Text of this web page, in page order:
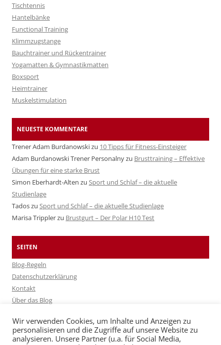
Tischtennis
Hantelbänke
Functional Training
Klimmzugstange
Bauchtrainer und Rückentrainer
Yogamatten & Gymnastikmatten
Boxsport
Heimtrainer
Muskelstimulation
NEUESTE KOMMENTARE
Trener Adam Burdanowskizu 10 Tipps für Fitness-Einsteiger
Adam Burdanowski Trener Personalnyzu Brusttraining – Effektive
Übungen für eine starke Brust
Simon Eberhardt-Alten zu Sport und Schlaf – die aktuelle
Studienlage
Tadoszu Sport und Schlaf – die aktuelle Studienlage
Marisa Tripplerzu Brustgurt – Der Polar H10 Test
SEITEN
Blog-Regeln
Datenschutzerklärung
Kontakt
Über das Blog
ARCHIV
Wir verwenden Cookies, um Inhalte und Anzeigen zu
personalisieren und die Zugriffe auf unsere Website zu
analysieren. Unsere Partner (u.a. für Social Media,